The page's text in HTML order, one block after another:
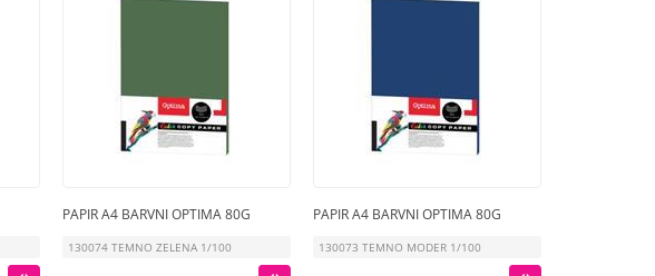
PAPIR A4 BARVNI OPTIMA 80G
130074 TEMNO ZELENA 1/100
PAPIR A4 BARVNI OPTIMA 80G
130073 TEMNO MODER 1/100